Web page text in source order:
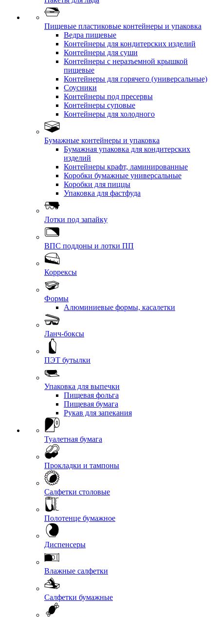
Пищевые пластиковые контейнеры и упаковка
Ведра пищевые
Контейнеры для кондитерских изделий
Контейнеры для суши
Контейнеры с неразъемной крышкой
пищевые
Контейнеры для горячего (универсальные)
Соусники
Контейнеры под пресервы
Контейнеры суповые
Контейнеры для холодного
Бумажные контейнеры и упаковка
Бумажная упаковка для кондитерских
изделий
Контейнеры крафт, ламинированные
Коробки бумажные универсальные
Коробки для пиццы
Упаковка для фастфуда
Лотки под запайку
ВПС поддоны и лотки ПП
Коррексы
Формы
Алюминиевые формы, касалетки
Ланч-боксы
ПЭТ бутылки
Упаковка для выпечки
Пищевая фольга
Пищевая бумага
Рукав для запекания
Туалетная бумага
Прокладки и тампоны
Салфетки столовые
Полотенце бумажное
Диспенсеры
Влажные салфетки
Салфетки бумажные